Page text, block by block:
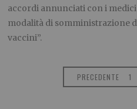
accordi annunciati con i
modalità di somministrazione
vaccini”.
PRECEDENTE 1